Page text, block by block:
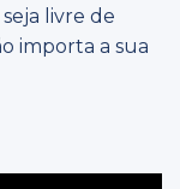
livre de
importa a sua